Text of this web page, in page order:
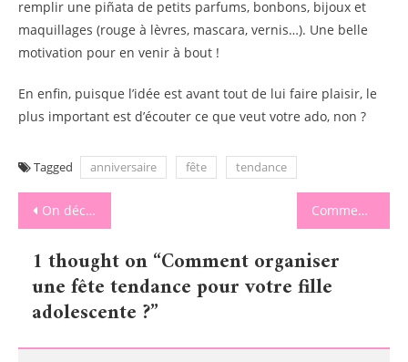
remplir une piñata de petits parfums, bonbons, bijoux et
maquillages (rouge à lèvres, mascara, vernis…). Une belle
motivation pour en venir à bout !
En enfin, puisque l’idée est avant tout de lui faire plaisir, le
plus important est d’écouter ce que veut votre ado, non ?
Tagged anniversaire fête tendance
Navigation
de
l’article
On découvre la Biotyfull Box du mois d’Avril. Comment utiliser la communication non violente avec ses enfants ?
1 thought on “Comment organiser
une fête tendance pour votre fille
adolescente ?”